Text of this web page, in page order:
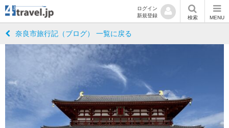
ログイン
新規登録
検索 MENU
奈良市旅行記（ブログ） 一覧に戻る